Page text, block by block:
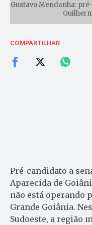
Gustavo Mendanha:
COMPARTILHAR
Pré-candidato a
Aparecida de
não está operando
Grande Goiânia.
Sudoeste, a região